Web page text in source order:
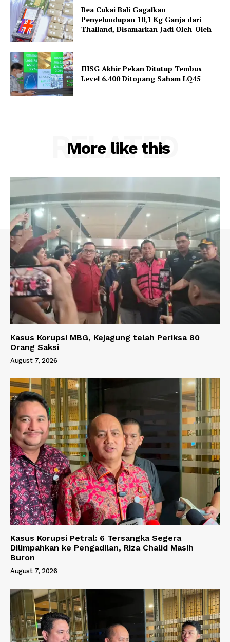
Bea Cukai Bali Gagalkan
Penyelundupan 10,1 Kg Ganja dari
Thailand, Disamarkan Jadi Oleh-Oleh
IHSG Akhir Pekan Ditutup Tembus
Level 6.400 Ditopang Saham LQ45
More like this
RELATED
Kasus Korupsi MBG, Kejagung telah Periksa 80
Orang Saksi
August 7, 2026
Kasus Korupsi Petral: 6 Tersangka Segera
Dilimpahkan ke Pengadilan, Riza Chalid Masih
Buron
August 7, 2026